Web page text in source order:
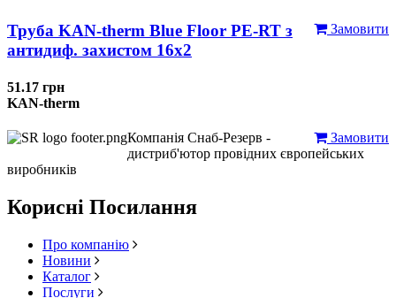
Замовити
Труба KAN-therm Blue Floor PE-RT з
антидиф. захистом 16х2
51.17 грн
KAN-therm
Замовити
Компанія Снаб-Резерв -
дистриб'ютор провідних європейських
виробників
Корисні Посилання
Про компанію
Новини
Каталог
Послуги